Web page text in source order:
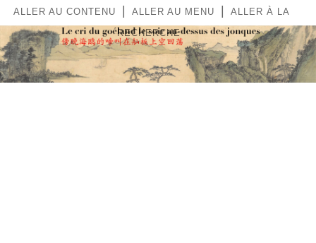
ALLER AU CONTENU ALLER AU MENU
ALLER À LA
RECHERCHE
LE CRI DU GOÉLAND LE
SOIR AU-DESSUS DES